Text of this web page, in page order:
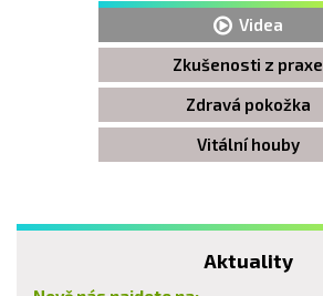
Videa
Zkušenosti z praxe
Zdravá pokožka
Vitální houby
Aktuality